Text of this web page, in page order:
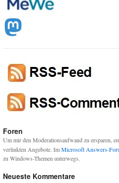
Foren
Um mir den Moderationsaufwand zu ersparen,
verlinkten Angebote. ImMicrosoft Answers-
zu Windows-Themen unterwegs.
Neueste Kommentare